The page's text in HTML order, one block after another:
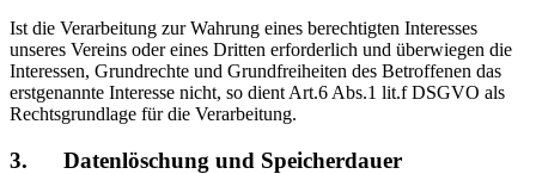
Ist die Verarbeitung zur Wahrung eines berechtigten Interesses
unseres Vereins oder eines Dritten erforderlich und überwiegen die
Interessen, Grundrechte und Grundfreiheiten des Betroffenen das
erstgenannte Interesse nicht, so dient Art.6 Abs.1 lit.f DSGVO als
Rechtsgrundlage für die Verarbeitung.
3. Datenlöschung und Speicherdauer